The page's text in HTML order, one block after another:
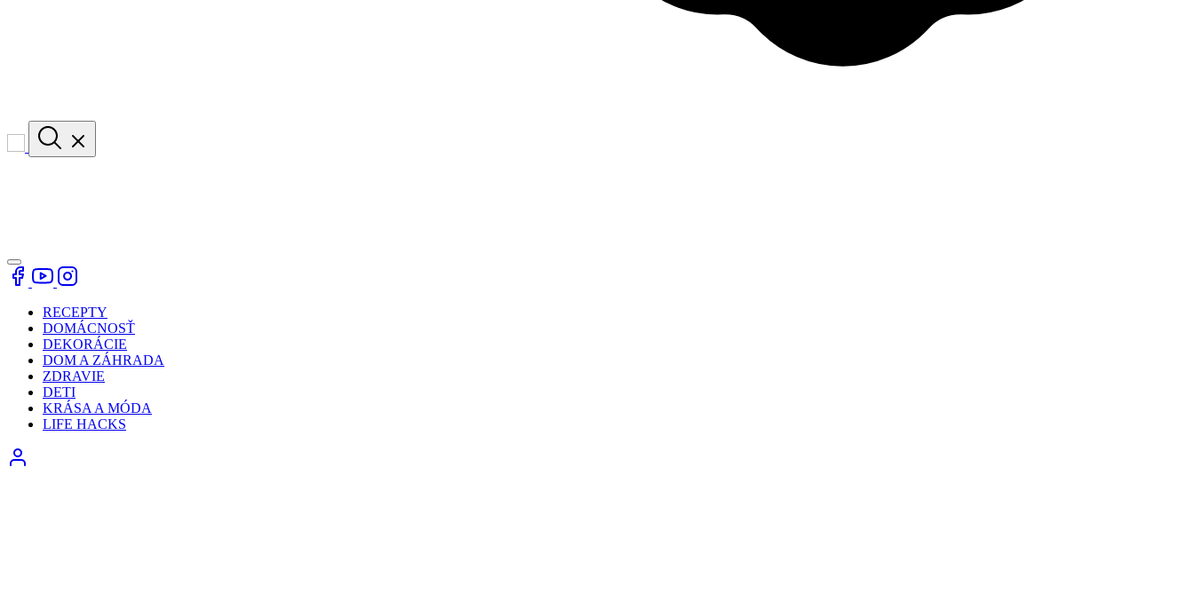
RECEPTY
DOMÁCNOSŤ
DEKORÁCIE
DOM A ZÁHRADA
ZDRAVIE
DETI
KRÁSA A MÓDA
LIFE HACKS